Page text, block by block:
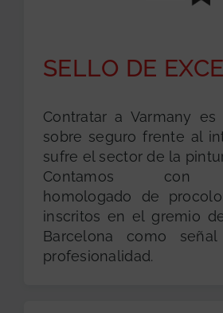
SELLO DE
Contratar a Varmany es
sobre seguro frente al
sufre el sector de la
Contamos con
homologado de
inscritos en el gremio
Barcelona como
profesionalidad.